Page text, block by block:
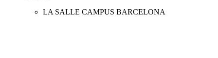
LA SALLE CAMPUS BARCELONA